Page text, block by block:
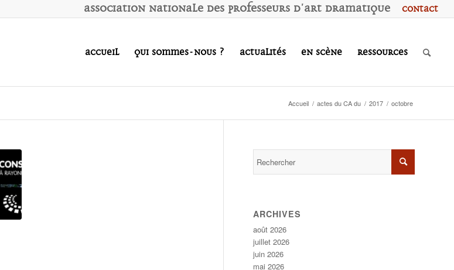
Contact
Association Nationale des Professeurs d'Art Dramatique
Accueil Qui sommes-nous ? Actualités En scène Ressources
Accueil / actes du CA du / 2017 / octobre
ARCHIVES
août 2026
juillet 2026
juin 2026
mai 2026